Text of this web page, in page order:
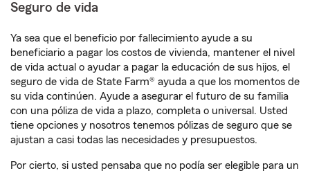
Seguro de vida
Ya sea que el beneficio por fallecimiento ayude a su
beneficiario a pagar los costos de vivienda, mantener el nivel
de vida actual o ayudar a pagar la educación de sus hijos, el
seguro de vida de State Farm® ayuda a que los momentos de
su vida continúen. Ayude a asegurar el futuro de su familia
con una póliza de vida a plazo, completa o universal. Usted
tiene opciones y nosotros tenemos pólizas de seguro que se
ajustan a casi todas las necesidades y presupuestos.
Por cierto, si usted pensaba que no podía ser elegible para un